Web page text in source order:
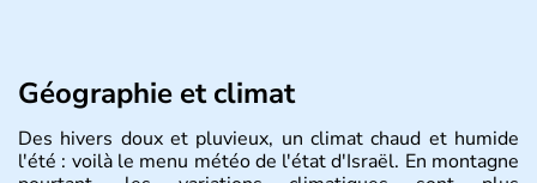
Géographie et climat
Des hivers doux et pluvieux, un climat chaud et humide
l'été : voilà le menu météo de l'état d'Israël. En montagne